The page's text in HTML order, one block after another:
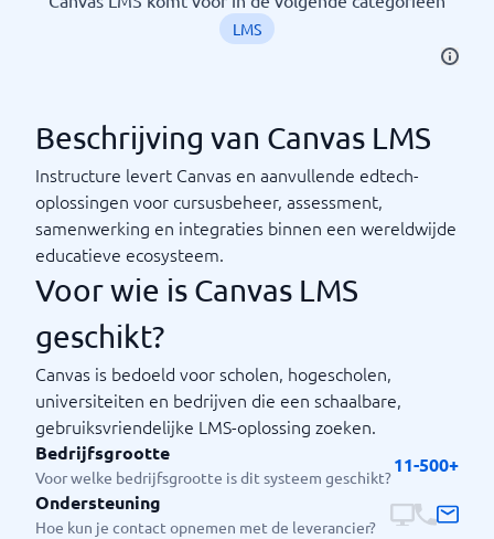
LMS
Beschrijving van Canvas LMS
Instructure levert Canvas en aanvullende edtech-
oplossingen voor cursusbeheer, assessment,
samenwerking en integraties binnen een wereldwijde
educatieve ecosysteem.
Voor wie is Canvas LMS
geschikt?
Canvas is bedoeld voor scholen, hogescholen,
universiteiten en bedrijven die een schaalbare,
gebruiksvriendelijke LMS-oplossing zoeken.
Bedrijfsgrootte
Voor welke bedrijfsgrootte is dit systeem geschikt?
11-500+
Ondersteuning
Hoe kun je contact opnemen met de leverancier?